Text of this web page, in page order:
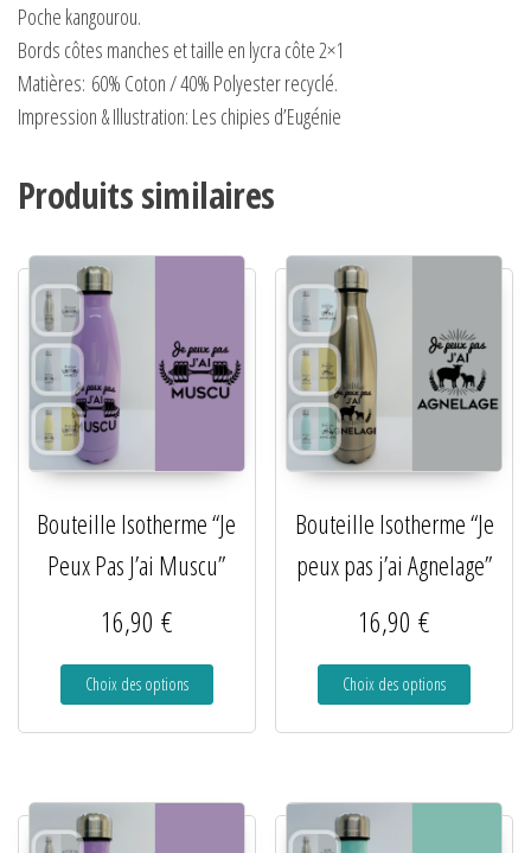
Poche kangourou.
Bords côtes manches et taille en lycra côte 2×1
Matières: 60% Coton / 40% Polyester recyclé.
Impression & Illustration: Les chipies d’Eugénie
Produits similaires
Bouteille Isotherme “Je
Peux Pas J’ai Muscu”
16,90 €
Choix des options
Bouteille Isotherme “Je
peux pas j’ai Agnelage”
16,90€
Choix des options